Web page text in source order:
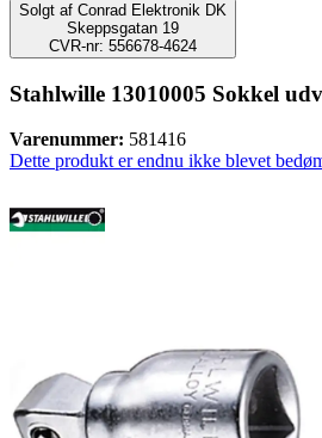
Solgt af Conrad Elektronik DK
Skeppsgatan 19
CVR-nr: 556678-4624
Stahlwille 13010005 Sokkel
Varenummer: 581416
Dette produkt er endnu ikke blevet